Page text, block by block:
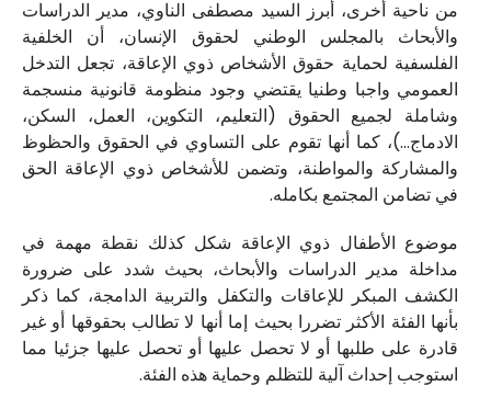
من ناحية أخرى، أبرز السيد مصطفى الناوي، مدير الدراسات
والأبحاث بالمجلس الوطني لحقوق الإنسان، أن الخلفية
الفلسفية لحماية حقوق الأشخاص ذوي الإعاقة، تجعل التدخل
العمومي واجبا وطنيا يقتضي وجود منظومة قانونية منسجمة
وشاملة لجميع الحقوق (التعليم، التكوين، العمل، السكن،
الادماج...)، كما أنها تقوم على التساوي في الحقوق والحظوظ
والمشاركة والمواطنة، وتضمن للأشخاص ذوي الإعاقة الحق
في تضامن المجتمع بكامله.
موضوع الأطفال ذوي الإعاقة شكل كذلك نقطة مهمة في
مداخلة مدير الدراسات والأبحاث، بحيث شدد على ضرورة
الكشف المبكر للإعاقات والتكفل والتربية الدامجة، كما ذكر
بأنها الفئة الأكثر تضررا بحيث إما أنها لا تطالب بحقوقها أو غير
قادرة على طلبها أو لا تحصل عليها أو تحصل عليها جزئيا مما
استوجب إحداث آلية للتظلم وحماية هذه الفئة.